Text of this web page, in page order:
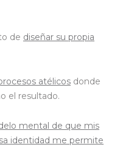
de diseñar su propia
atélicos donde
el resultado.
mental de que mis
identidad me permite